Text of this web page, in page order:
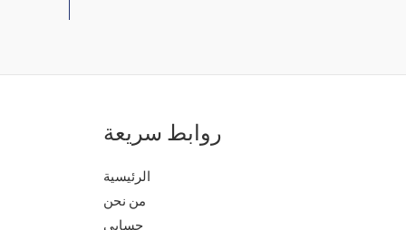
روابط سريعة
الرئيسية
من نحن
حسابي